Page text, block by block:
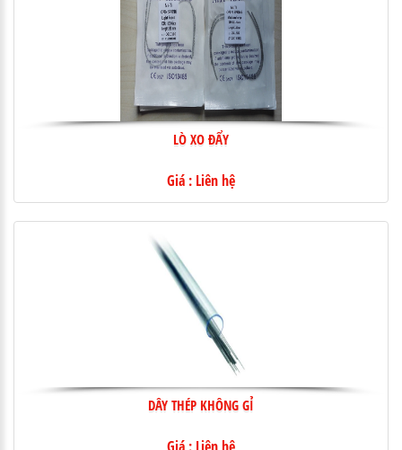
LÒ XO ĐẨY
Giá : Liên hệ
DÂY THÉP KHÔNG GỈ
Giá : Liên hệ